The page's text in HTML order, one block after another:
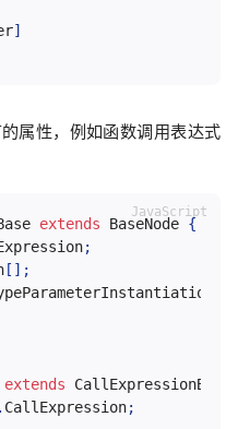
]
属性，例如函数调用表达式
extends BaseNode {
;
[ ] ;
extends
CallExpressionBase
. CallExpression;